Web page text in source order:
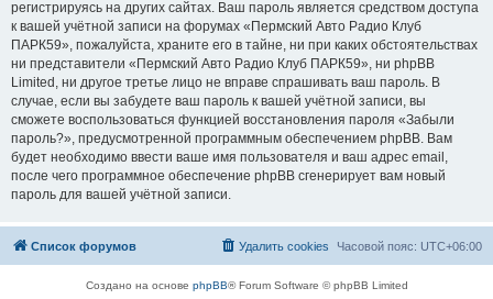
регистрируясь на других сайтах. Ваш пароль является средством доступа
к вашей учётной записи на форумах «Пермский Авто Радио Клуб
ПАРК59», пожалуйста, храните его в тайне, ни при каких обстоятельствах
ни представители «Пермский Авто Радио Клуб ПАРК59», ни phpBB
Limited, ни другое третье лицо не вправе спрашивать ваш пароль. В
случае, если вы забудете ваш пароль к вашей учётной записи, вы
сможете воспользоваться функцией восстановления пароля «Забыли
пароль?», предусмотренной программным обеспечением phpBB. Вам
будет необходимо ввести ваше имя пользователя и ваш адрес email,
после чего программное обеспечение phpBB сгенерирует вам новый
пароль для вашей учётной записи.
Список форумов Часовой пояс: UTC+06:00
Удалить cookies
Создано на основе phpBB® Forum Software © phpBB Limited